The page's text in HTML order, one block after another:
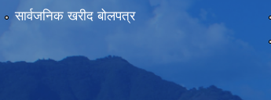
सार्वजनिक खरीद बोलपत्र